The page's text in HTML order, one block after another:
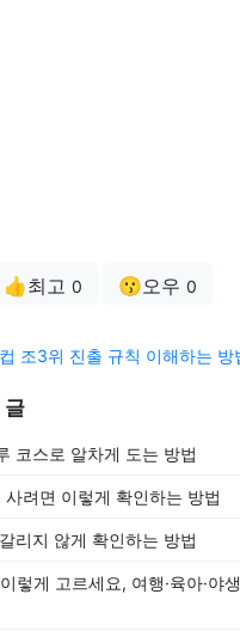
👍최고 0 😗오우 0
조3위 진출 규칙 이해하는 방
글
코스로 알차게 도는 방법
려면 이렇게 확인하는 방법
리지 않게 확인하는 방법
렇게 고르세요, 여행·육아·야